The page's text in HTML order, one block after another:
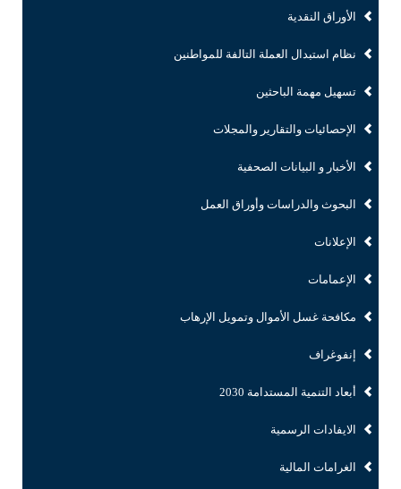
الأوراق النقدية
نظام استبدال العملة التالفة للمواطنين
تسهيل مهمة الباحثين
الإحصائيات والتقارير والمجلات
الأخبار و البيانات الصحفية
البحوث والدراسات وأوراق العمل
الإعلانات
الإعمامات
مكافحة غسل الأموال وتمويل الإرهاب
إنفوغراف
أبعاد التنمية المستدامة 2030
الايفادات الرسمية
الغرامات المالية